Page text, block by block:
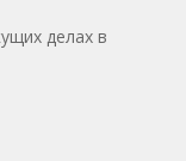
делах в